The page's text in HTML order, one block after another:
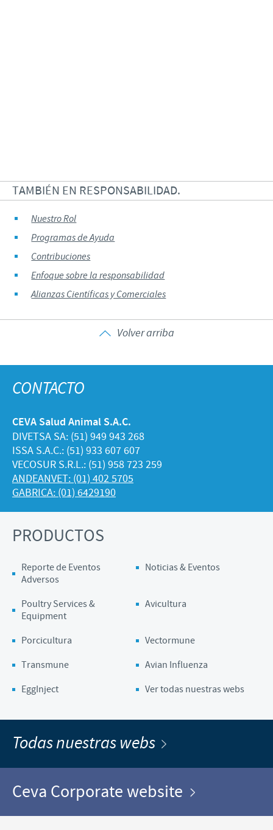
TAMBIÉN EN RESPONSABILIDAD.
Nuestro Rol
Programas de Ayuda
Contribuciones
Enfoque sobre la responsabilidad
Alianzas Científicas y Comerciales
Volver arriba
CONTACTO
CEVA Salud Animal S.A.C.
DIVETSA SA: (51) 949 943 268
ISSA S.A.C.: (51) 933 607 607
VECOSUR S.R.L.: (51) 958 723 259
ANDEANVET: (01) 402 5705
GABRICA: (01) 6429190
PRODUCTOS
Reporte de Eventos
Adversos
Noticias & Eventos
Poultry Services &
Equipment
Avicultura
Porcicultura
Vectormune
Transmune
Avian Influenza
EggInject
Ver todas nuestras webs
Todas nuestras webs
Ceva Corporate website